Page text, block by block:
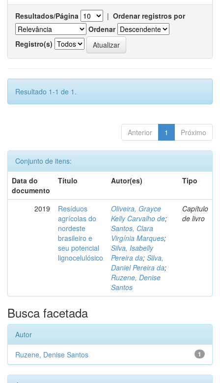
Resultados/Página | Ordenar registros por
Ordenar
Registro(s)
Resultado 1-1 de 1.
Anterior 1 Próximo
Conjunto de itens:
Data do
documento
Título Autor(es) Tipo
2019
Resíduos
agrícolas do
nordeste
brasileiro e
seu potencial
lignocelulósico
Oliveira, Grayce
Kelly Carvalho de;
Santos, Clara
Virgínia Marques;
Silva, Isabelly
Pereira da; Silva,
Daniel Pereira da;
Ruzene, Denise
Santos
Capítulo
de livro
Busca facetada
Autor
1
Ruzene, Denise Santos